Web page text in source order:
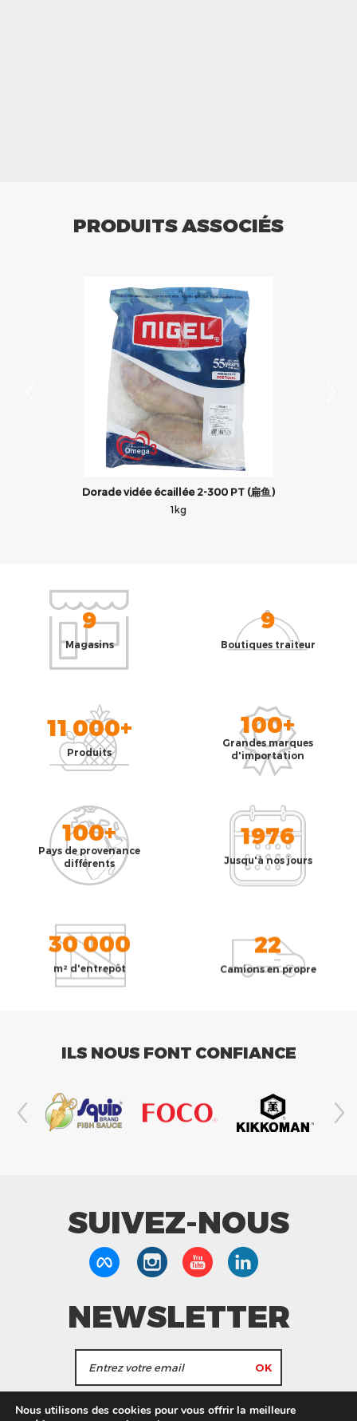
PRODUITS ASSOCIÉS
Dorade vidée écaillée 2-300 PT (扁鱼)
1kg
9
Magasins
9
Boutiques traiteur
11 000+
Produits
100+
Grandes marques
d'importation
100+
Pays de provenance
différents
1976
Jusqu'à nos jours
30 000
m² d'entrepôt
22
Camions en propre
ILS NOUS FONT CONFIANCE
SUIVEZ-NOUS
NEWSLETTER
J'accepte de recevoir les actualités et les
Nous utilisons des cookies pour vous offrir la meilleure